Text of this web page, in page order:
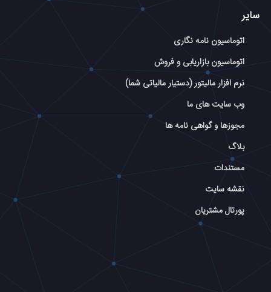
سایر
اتوماسیون نامه نگاری
اتوماسیون بازاریابی و فروش
نرم افزار مالیتور (دستیار مالیاتی شما)
وب سایت های ما
مجوزها و گواهی نامه ها
بلاگ
مستندات
نقشه سایت
پورتال مشتریان